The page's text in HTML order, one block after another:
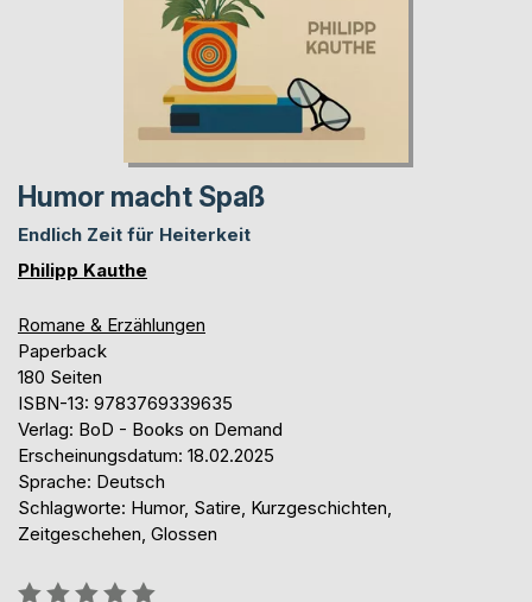
Humor macht Spaß
Endlich Zeit für Heiterkeit
Philipp Kauthe
Romane & Erzählungen
Paperback
180 Seiten
ISBN-13: 9783769339635
Verlag: BoD - Books on Demand
Erscheinungsdatum: 18.02.2025
Sprache: Deutsch
Schlagworte: Humor, Satire, Kurzgeschichten,
Zeitgeschehen, Glossen
Bewertung::